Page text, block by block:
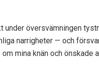
under översvämningen
narrigheter — och
mina knän och önskade